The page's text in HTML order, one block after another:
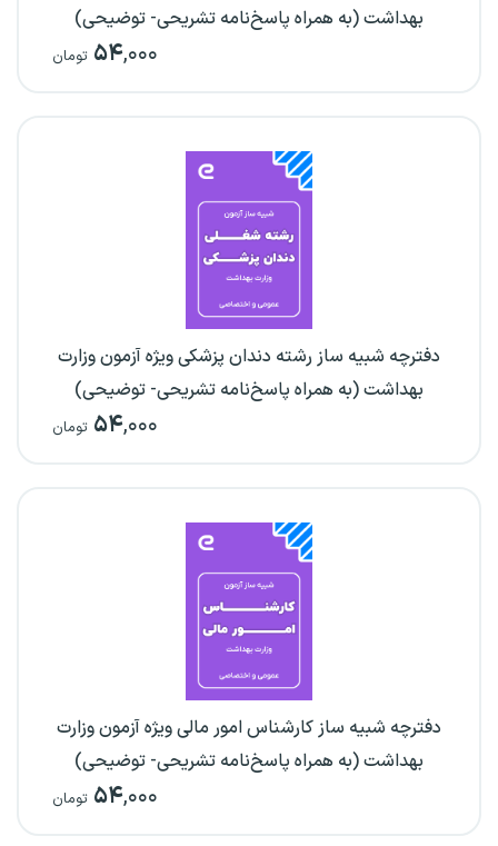
بهداشت (به همراه پاسخ‌نامه تشریحی- توضیحی)
۵۴,۰۰۰ تومان
دفترچه شبیه ساز رشته دندان پزشکی ویژه آزمون وزارت
بهداشت (به همراه پاسخ‌نامه تشریحی- توضیحی)
۵۴,۰۰۰ تومان
دفترچه شبیه ساز کارشناس امور مالی ویژه آزمون وزارت
بهداشت (به همراه پاسخ‌نامه تشریحی- توضیحی)
۵۴,۰۰۰ تومان